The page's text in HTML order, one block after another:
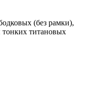
(без рамки),
тонких титановых